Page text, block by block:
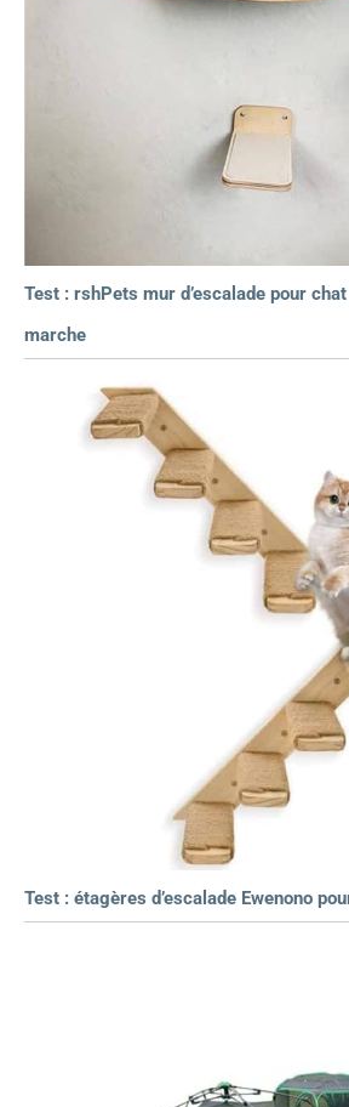
Test : rshPets mur d’escalade pour
marche
Test : étagères d’escalade Ewenono